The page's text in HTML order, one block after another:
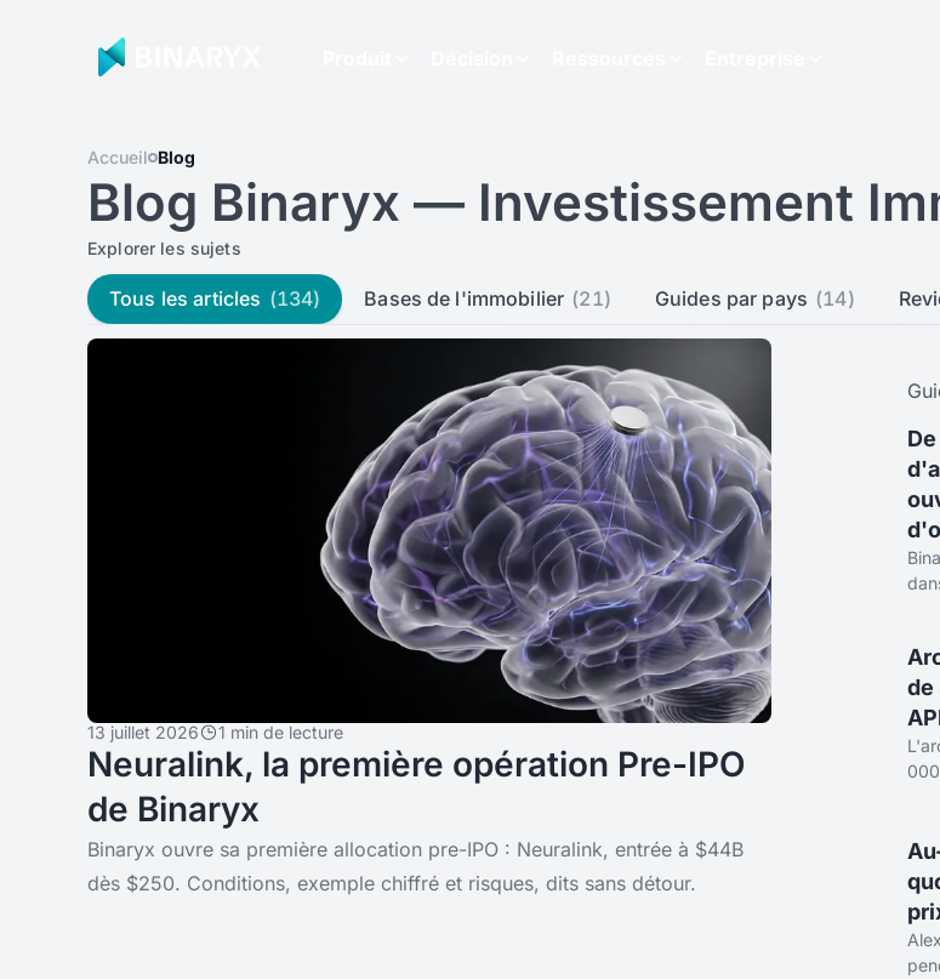
Accueil Blog
Blog Binaryx — Investissement
Explorer les sujets
Tous les articles (134) Bases de l'immobilier (21) Guides par pays (14)
13 juillet 2026 1 min de lecture
Neuralink, la première opération Pre-IPO
de Binaryx
Binaryx ouvre sa première allocation pre-IPO : Neuralink, entrée à $44B
dès $250. Conditions, exemple chiffré et risques, dits sans détour.
de